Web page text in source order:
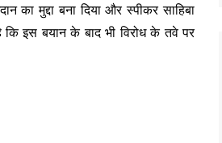
का मुद्दा बना दिया और स्पीकर साहिबा
इस बयान के बाद भी विरोध के तवे पर